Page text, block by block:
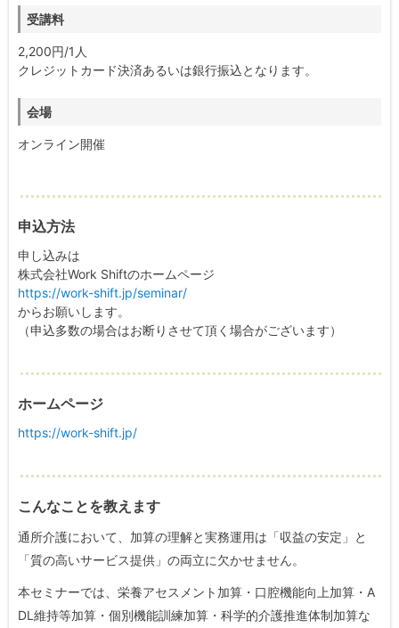
受講料
2,200円/1人
クレジットカード決済あるいは銀行振込となります。
会場
オンライン開催
申込方法
申し込みは
株式会社Work Shiftのホームページ
https://work-shift.jp/seminar/
からお願いします。
（申込多数の場合はお断りさせて頂く場合がございます）
ホームページ
https://work-shift.jp/
こんなことを教えます
通所介護において、加算の理解と実務運用は「収益の安定」と
「質の高いサービス提供」の両立に欠かせません。
本セミナーでは、栄養アセスメント加算・口腔機能向上加算・A
DL維持等加算・個別機能訓練加算・科学的介護推進体制加算な